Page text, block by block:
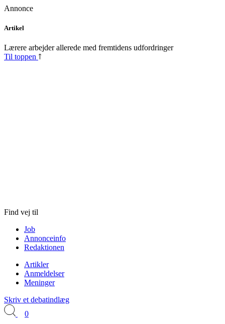
Annonce
Skip
content
Artikel
Lærere arbejder allerede med fremtidens udfordringer
Til toppen
Find vej til
Job
Annonceinfo
Redaktionen
Artikler
Anmeldelser
Meninger
Skriv et debatindlæg
0